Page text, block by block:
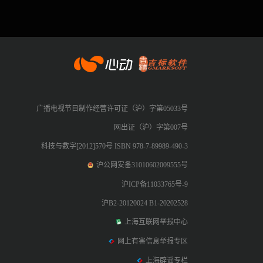
广播电视节目制作经营许可证（沪）字第05033号
网出证（沪）字第007号
科技与数字[2012]570号 ISBN 978-7-89989-490-3
沪公网安备31010602009555号
沪ICP备11033765号-9
沪B2-20120024 B1-20202528
上海互联网举报中心
网上有害信息举报专区
上海辟谣专栏
心动网络